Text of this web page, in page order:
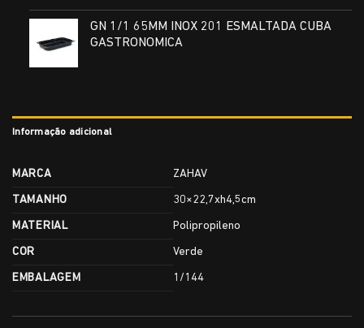
GN 1/1 65MM INOX 201 ESMALTADA CUBA
GASTRONOMICA
Informação adicional
MARCA ZAHAV
TAMANHO 30×22,7xh4,5cm
MATERIAL Polipropileno
COR Verde
EMBALAGEM 1/144